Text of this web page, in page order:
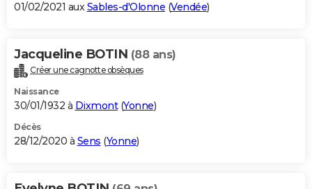
01/02/2021 auxSables-d'Olonne (Vendée)
Jacqueline BOTIN (88 ans)
Créer une cagnotte obsèques
Naissance
30/01/1932 à Dixmont(Yonne)
Décès
28/12/2020 à Sens (Yonne)